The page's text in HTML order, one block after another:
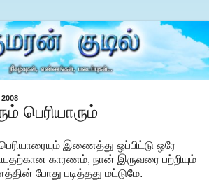
பெரியாரும்
இணைத்து ஒப்பிட்டு ஒரே
காரணம், நான் இருவரை பற்றியும்
போது படித்தது மட்டுமே.